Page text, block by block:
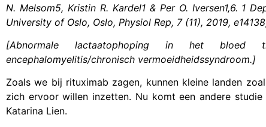
N. Melsom5, Kristin R. Kardel1 & Per O. Iversen1,6. 1
University of Oslo, Oslo, Physiol Rep, 7 (11), 2019,
[Abnormale lactaatophoping in het bloed
encephalomyelitis/chronisch vermoeidheidssyndroom.]
Zoals we bij rituximab zagen, kunnen kleine landen
zich ervoor willen inzetten. Nu komt een andere
Katarina Lien.